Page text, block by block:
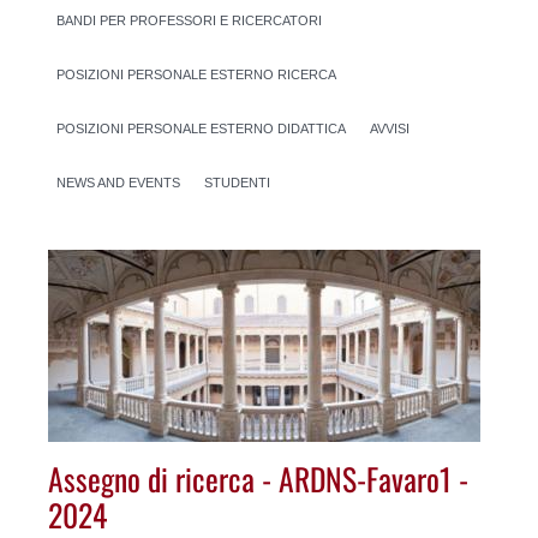
BANDI PER PROFESSORI E RICERCATORI
POSIZIONI PERSONALE ESTERNO RICERCA
POSIZIONI PERSONALE ESTERNO DIDATTICA AVVISI
NEWS AND EVENTS STUDENTI
Assegno di ricerca - ARDNS-Favaro1 -
2024